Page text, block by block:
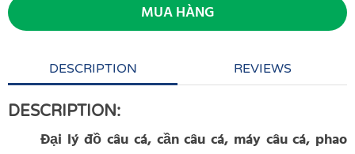
MUA HÀNG
DESCRIPTION REVIEWS
DESCRIPTION:
Đại lý đồ câu cá, cần câu cá, máy câu cá, phao